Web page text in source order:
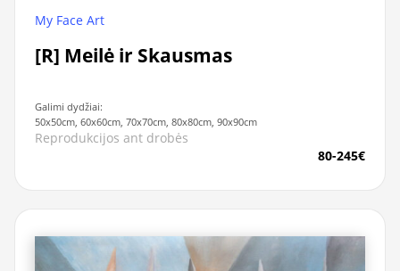
My Face Art
[R] Meilė ir Skausmas
Galimi dydžiai:
50x50cm, 60x60cm, 70x70cm, 80x80cm, 90x90cm
Reprodukcijos ant drobės
80-245€